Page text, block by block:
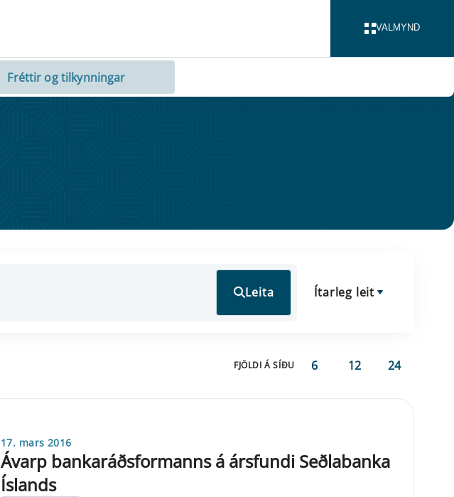
VALMYND
Fréttir og tilkynningar
Leita Ítarleg leit
FJÖLDI Á SÍÐU 6 12 24
17. mars 2016
Ávarp bankaráðsformanns á ársfundi Seðlabanka
Íslands